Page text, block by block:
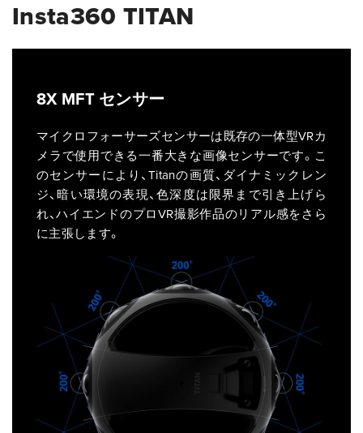
Insta360 TITAN
8X MFT センサー
マイクロフォーサーズセンサーは既存の一体型VRカ
メラで使用できる一番大きな画像センサーです。こ
のセンサーにより、Titanの画質、ダイナミックレン
ジ、暗い環境の表現、色深度は限界まで引き上げら
れ、ハイエンドのプロVR撮影作品のリアル感をさら
に主張します。